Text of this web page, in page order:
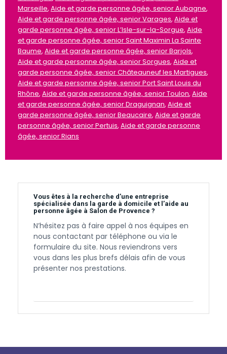
Marseille, Aide et garde personne âgée, senior Aubagne,
Aide et garde personne âgée, senior Varages, Aide et
garde personne âgée, senior L’Isle-sur-la-Sorgue, Aide
et garde personne âgée, senior Saint Maximin La Sainte
Baume, Aide et garde personne âgée, senior Barjols,
Aide et garde personne âgée, senior Sorgues, Aide et
garde personne âgée, senior Châteauneuf les Martigues,
Aide et garde personne âgée, senior Port Saint Louis du
Rhône, Aide et garde personne âgée, senior Toulon, Aide
et garde personne âgée, senior Draguignan, Aide et
garde personne âgée, senior Beaucaire, Aide et garde
personne âgée, senior Pertuis, Aide et garde personne
âgée, senior Rians
Vous êtes à la recherche d’une entreprise
spécialisée dans la garde à domicile et l’aide au
personne âgée à Salon de Provence ?
N’hésitez pas à faire appel à nos équipes en
nous contactant par téléphone ou via le
formulaire du site. Nous reviendrons vers
vous dans les plus brefs délais afin de vous
présenter nos prestations.